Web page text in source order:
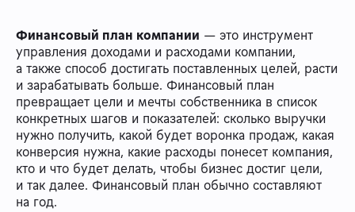
Финансовый план компании — это инструмент
управления доходами и расходами компании,
а также способ достигать поставленных целей, расти
и зарабатывать больше. Финансовый план
превращает цели и мечты собственника в список
конкретных шагов и показателей: сколько выручки
нужно получить, какой будет воронка продаж, какая
конверсия нужна, какие расходы понесет компания,
кто и что будет делать, чтобы бизнес достиг цели,
и так далее. Финансовый план обычно составляют
на год.